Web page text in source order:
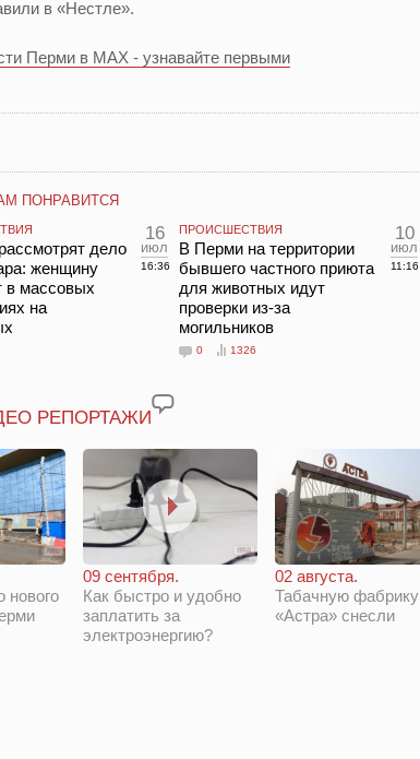
в «Нестле».
Перми в MAX - узнавайте первыми
ПОНРАВИТСЯ
дело
женщину
в массовых
на
16
июл
16:36
ПРОИСШЕСТВИЯ
В Перми на территории
бывшего частного приюта
для животных идут
проверки из-за
могильников
0 1326
10
июл
11:16
РЕПОРТАЖИ
нового
09 сентября.
Как быстро и удобно
заплатить за
электроэнергию?
02 августа.
Табачную фабрику
«Астра» снесли